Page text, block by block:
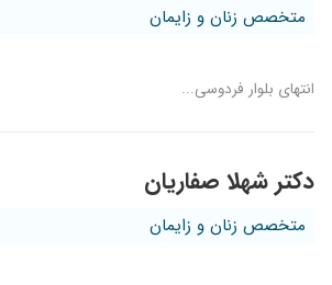
متخصص زنان و زایمان
انتهای بلوار فردوسی...
دکتر شهلا صفاریان
متخصص زنان و زایمان